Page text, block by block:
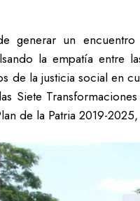
generar un
la empatía entre
de la justicia social en
Siete
de la Patria 2019-